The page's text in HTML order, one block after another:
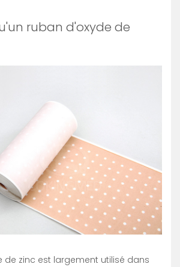
ruban d'oxyde de
de zinc est largement utilisé dans